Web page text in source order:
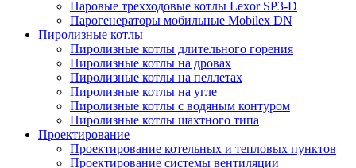
Паровые трехходовые котлы Lexor SP3-D
Парогенераторы мобильные Mobilex DN
Пиролизные котлы
Пиролизные котлы длительного горения
Пиролизные котлы на дровах
Пиролизные котлы на пеллетах
Пиролизные котлы на угле
Пиролизные котлы с водяным контуром
Пиролизные котлы шахтного типа
Проектирование
Проектирование котельных и тепловых пунктов
Проектирование системы вентиляции